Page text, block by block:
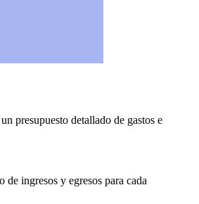
presupuesto detallado de gastos e
ingresos y egresos para cada